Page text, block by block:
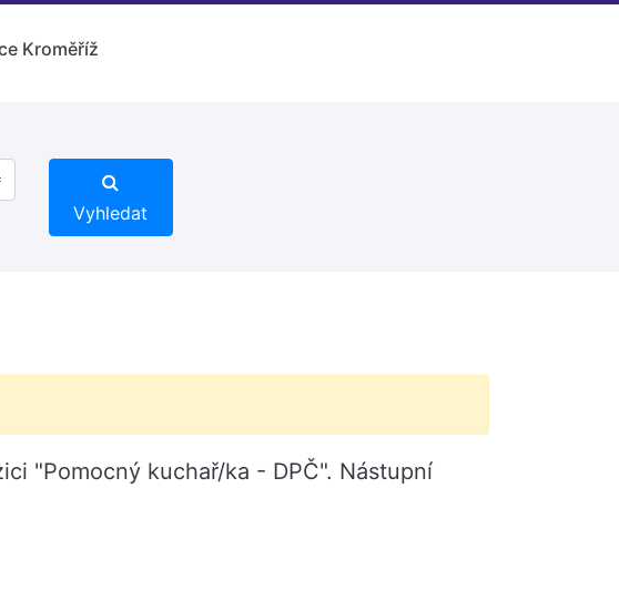
Kroměříž
Vyhledat
"Pomocný kuchař/ka - DPČ". Nástupní